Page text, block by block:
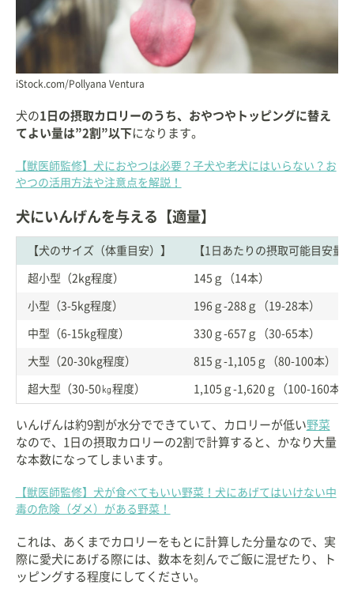
iStock.com/Pollyana Ventura
犬の1日の摂取カロリーのうち、おやつやトッピングに替え
てよい量は”2割”以下になります。
【獣医師監修】犬におやつは必要？子犬や老犬にはいらない？お
やつの活用方法や注意点を解説！
犬にいんげんを与える【適量】
【犬のサイズ（体重目安）】 【1日あたりの摂取可能目安量】
超小型（2kg程度） 145ｇ（14本）
小型（3-5kg程度） 196ｇ-288ｇ（19-28本）
中型（6-15kg程度） 330ｇ-657ｇ（30-65本）
大型（20-30kg程度） 815ｇ-1,105ｇ（80-100本）
超大型（30-50㎏程度） 1,105ｇ-1,620ｇ（100-160本）
いんげんは約9割が水分でできていて、カロリーが低い野菜
なので、1日の摂取カロリーの2割で計算すると、かなり大量
な本数になってしまいます。
【獣医師監修】犬が食べてもいい野菜！犬にあげてはいけない中
毒の危険（ダメ）がある野菜！
これは、あくまでカロリーをもとに計算した分量なので、実
際に愛犬にあげる際には、数本を刻んでご飯に混ぜたり、ト
ッピングする程度にしてください。